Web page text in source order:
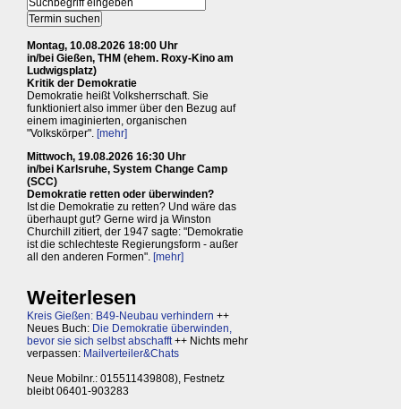
Montag, 10.08.2026 18:00 Uhr
in/bei Gießen, THM (ehem. Roxy-Kino am
Ludwigsplatz)
Kritik der Demokratie
Demokratie heißt Volksherrschaft. Sie
funktioniert also immer über den Bezug auf
einem imaginierten, organischen
"Volkskörper". [mehr]
Mittwoch, 19.08.2026 16:30 Uhr
in/bei Karlsruhe, System Change Camp
(SCC)
Demokratie retten oder überwinden?
Ist die Demokratie zu retten? Und wäre das
überhaupt gut? Gerne wird ja Winston
Churchill zitiert, der 1947 sagte: "Demokratie
ist die schlechteste Regierungsform - außer
all den anderen Formen". [mehr]
Weiterlesen
Kreis Gießen: B49-Neubau verhindern ++
Neues Buch: Die Demokratie überwinden,
bevor sie sich selbst abschafft++ Nichts mehr
verpassen: Mailverteiler&Chats
Neue Mobilnr.: 015511439808), Festnetz
bleibt 06401-903283